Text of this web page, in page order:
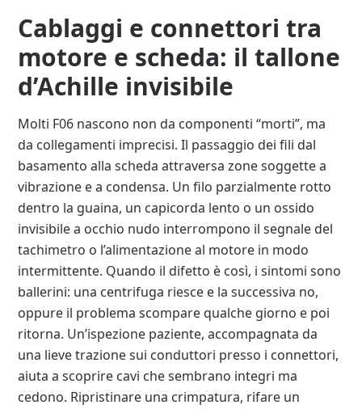
Cablaggi e connettori tra
motore e scheda: il tallone
d’Achille invisibile
Molti F06 nascono non da componenti “morti”, ma
da collegamenti imprecisi. Il passaggio dei fili dal
basamento alla scheda attraversa zone soggette a
vibrazione e a condensa. Un filo parzialmente rotto
dentro la guaina, un capicorda lento o un ossido
invisibile a occhio nudo interrompono il segnale del
tachimetro o l’alimentazione al motore in modo
intermittente. Quando il difetto è così, i sintomi sono
ballerini: una centrifuga riesce e la successiva no,
oppure il problema scompare qualche giorno e poi
ritorna. Un’ispezione paziente, accompagnata da
una lieve trazione sui conduttori presso i connettori,
aiuta a scoprire cavi che sembrano integri ma
cedono. Ripristinare una crimpatura, rifare un